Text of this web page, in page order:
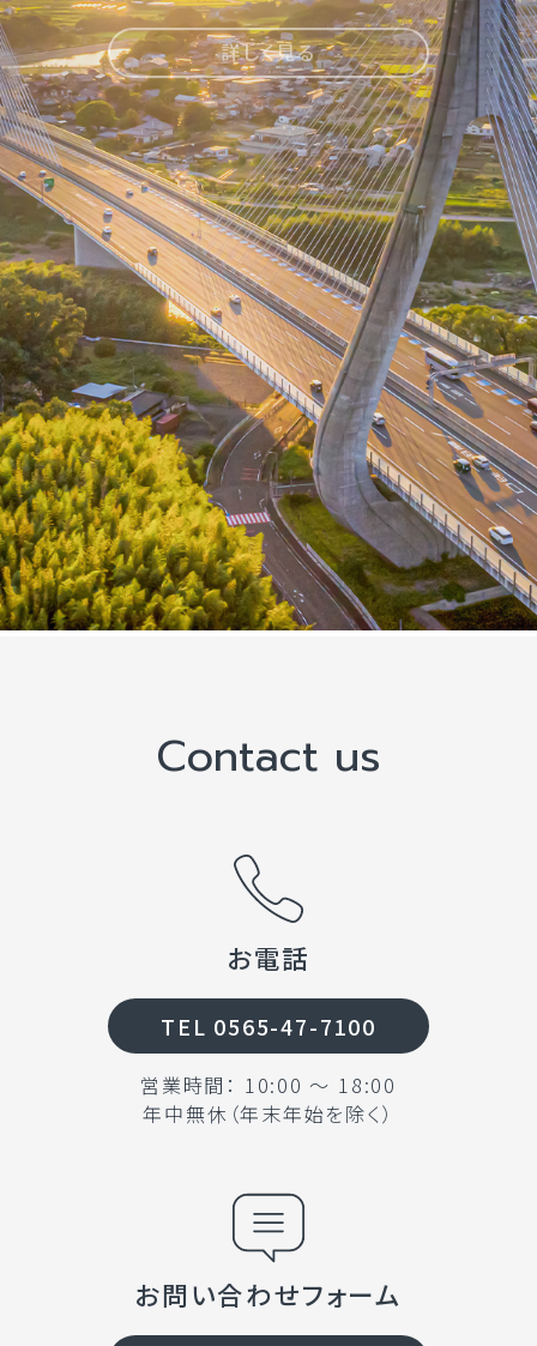
詳しく見る
Contact us
お電話
TEL 0565-47-7100
営業時間： 10:00 〜 18:00
年中無休（年末年始を除く）
お問い合わせフォーム